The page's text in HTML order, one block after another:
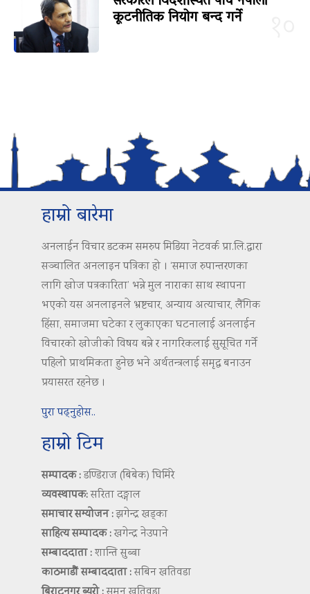
कूटनीतिक नियोग बन्द गर्ने
हाम्रो बारेमा
अनलाईन विचार डटकम समरुप मिडिया नेटवर्क प्रा.लि.द्वारा
सञ्चालित अनलाइन पत्रिका हो । ‘समाज रुपान्तरणका
लागि खोज पत्रकारिता’ भन्ने मुल नाराका साथ स्थापना
भएको यस अनलाइनले भ्रष्टचार, अन्याय अत्याचार, लैंगिक
हिंसा, समाजमा घटेका र लुकाएका घटनालाई अनलाईन
विचारको खोजीको विषय बन्ने र नागरिकलाई सुसूचित गर्ने
पहिलो प्राथमिकता हुनेछ भने अर्थतन्त्रलाई समृद्ध बनाउन
प्रयासरत रहनेछ ।
पुरा पढ्नुहोस..
हाम्रो टिम
सम्पादक :डण्डिराज (बिबेक) घिमिरे
व्यवस्थापक:सरिता दङ्गाल
समाचार सम्योजन :झगेन्द्र खड्का
साहित्य सम्पादक :खगेन्द्र नेउपाने
सम्बाददाता :शान्ति सुब्बा
काठमाडौं सम्बाददाता :सबिन खतिवडा